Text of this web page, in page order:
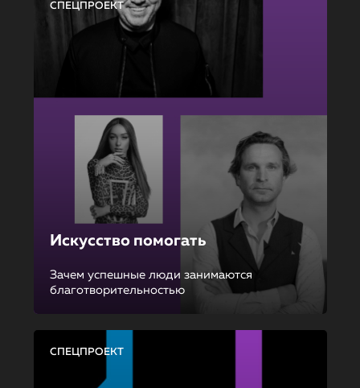
СПЕЦПРОЕКТ
Искусство помогать
Зачем успешные люди занимаются
благотворительностью
СПЕЦПРОЕКТ